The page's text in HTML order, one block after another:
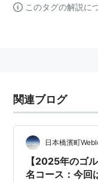
このタグの解説に
関連ブログ
日本橋濱町
【2025年のゴ
名コース：今回